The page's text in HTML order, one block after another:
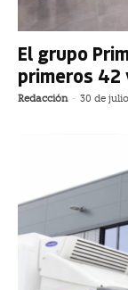
El grupo
primeros
Redacción - 30 de